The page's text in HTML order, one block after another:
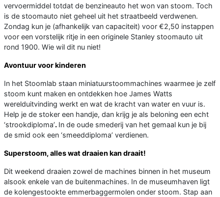
vervoermiddel totdat de benzineauto het won van stoom. Toch
is de stoomauto niet geheel uit het straatbeeld verdwenen.
Zondag kun je (afhankelijk van capaciteit) voor €2,50 instappen
voor een vorstelijk ritje in een originele Stanley stoomauto uit
rond 1900. Wie wil dit nu niet!
Avontuur voor kinderen
In het Stoomlab staan miniatuurstoommachines waarmee je zelf
stoom kunt maken en ontdekken hoe James Watts
werelduitvinding werkt en wat de kracht van water en vuur is.
Help je de stoker een handje, dan krijg je als beloning een echt
‘strookdiploma’. In de oude smederij van het gemaal kun je bij
de smid ook een ‘smeeddiploma’ verdienen.
Superstoom, alles wat draaien kan draait!
Dit weekend draaien zowel de machines binnen in het museum
alsook enkele van de buitenmachines. In de museumhaven ligt
de kolengestookte emmerbaggermolen onder stoom. Stap aan